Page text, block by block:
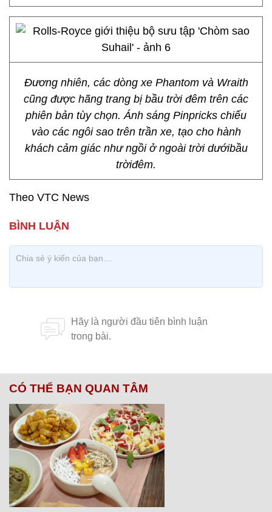
Đương nhiên, các dòng xe Phantom và Wraith
cũng được hãng trang bị bầu trời đêm trên các
phiên bản tùy chọn. Ánh sáng Pinpricks chiếu
vào các ngôi sao trên trần xe, tạo cho hành
khách cảm giác như ngồi ở ngoài trời dướibầu
trờiđêm.
Theo VTC News
CÓ THỂ BẠN QUAN TÂM